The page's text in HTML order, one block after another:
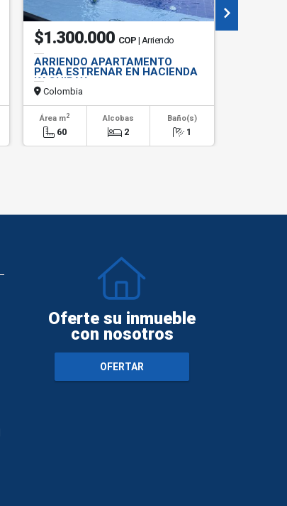
$1.300.000 COP | Arriendo
ARRIENDO APARTAMENTO
PARA ESTRENAR EN HACIENDA
KACHIPAY
Colombia
Área m2
60
Alcobas
2
Baño(s)
1
Oferte su inmueble
con nosotros
OFERTAR